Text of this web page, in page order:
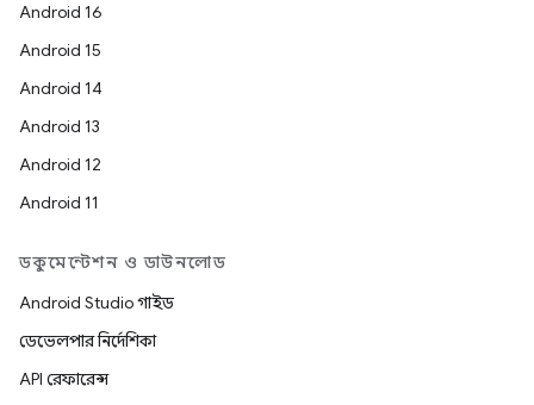
Android 16
Android 15
Android 14
Android 13
Android 12
Android 11
ডকুমেন্টেশন ও ডাউনলোড
Android Studio গাইড
ডেভেলপার নির্দেশিকা
API রেফারেন্স